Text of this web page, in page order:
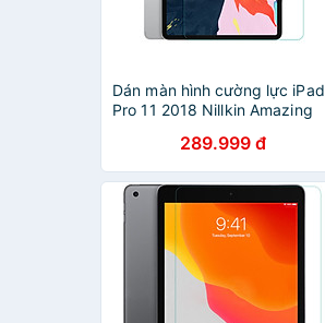
Dán màn hình cường lực iPad
Pro 11 2018 Nillkin Amazing
289.999 đ